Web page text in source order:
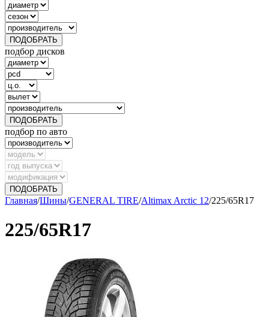
ПОДОБРАТЬ
подбор дисков
ПОДОБРАТЬ
подбор по авто
ПОДОБРАТЬ
Главная/Шины/GENERAL TIRE/Altimax Arctic 12/225/65R17
225/65R17